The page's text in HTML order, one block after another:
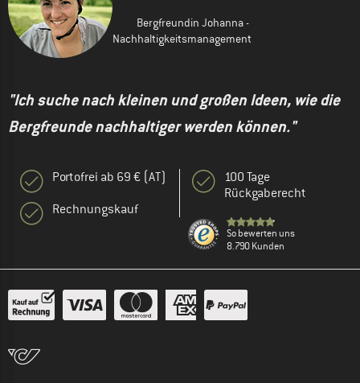
Bergfreundin Johanna -
Nachhaltigkeitsmanagement
"Ich suche nach kleinen und großen Ideen, wie die
Bergfreunde nachhaltiger werden können."
Portofrei ab 69 € (AT)
Rechnungskauf
100 Tage
Rückgaberecht
So bewerten uns
8.790 Kunden